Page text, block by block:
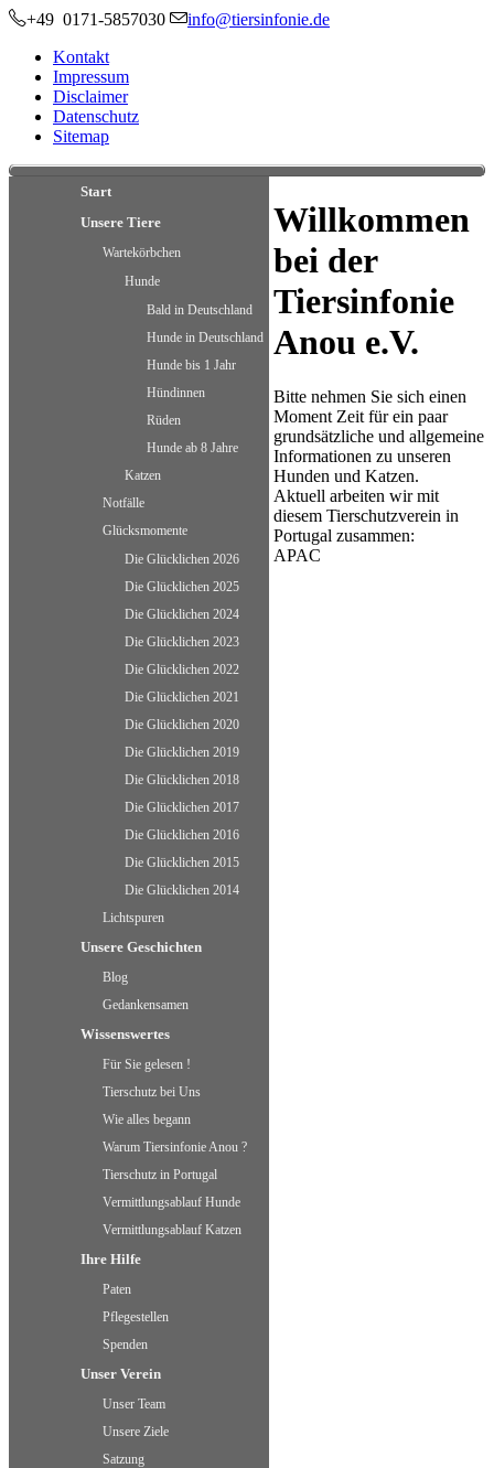
+49 0171-5857030 info@tiersinfonie.de
Kontakt
Impressum
Disclaimer
Datenschutz
Sitemap
Start
Unsere Tiere
Wartekörbchen
Hunde
Bald in Deutschland
Hunde in Deutschland
Hunde bis 1 Jahr
Hündinnen
Rüden
Hunde ab 8 Jahre
Katzen
Notfälle
Glücksmomente
Die Glücklichen 2026
Die Glücklichen 2025
Die Glücklichen 2024
Die Glücklichen 2023
Die Glücklichen 2022
Die Glücklichen 2021
Die Glücklichen 2020
Die Glücklichen 2019
Die Glücklichen 2018
Die Glücklichen 2017
Die Glücklichen 2016
Die Glücklichen 2015
Die Glücklichen 2014
Lichtspuren
Unsere Geschichten
Blog
Gedankensamen
Wissenswertes
Für Sie gelesen !
Tierschutz bei Uns
Wie alles begann
Warum Tiersinfonie Anou ?
Tierschutz in Portugal
Vermittlungsablauf Hunde
Vermittlungsablauf Katzen
Ihre Hilfe
Paten
Pflegestellen
Spenden
Unser Verein
Unser Team
Unsere Ziele
Satzung
Willkommen
bei der
Tiersinfonie
Anou e.V.
Bitte nehmen Sie sich einen
Moment Zeit für ein paar
grundsätzliche und allgemeine
Informationen zu unseren
Hunden und Katzen.
Aktuell arbeiten wir mit
diesem Tierschutzverein in
Portugal zusammen:
APAC